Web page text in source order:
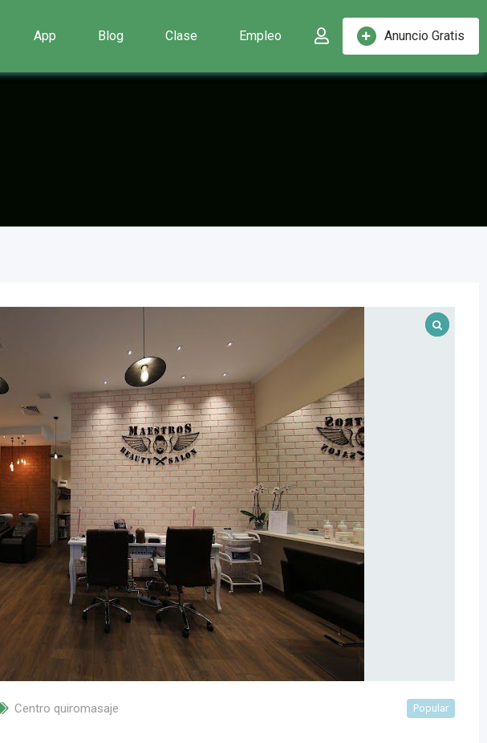
Anuncio Gratis
App Blog Clase Empleo
Centro quiromasaje Popular